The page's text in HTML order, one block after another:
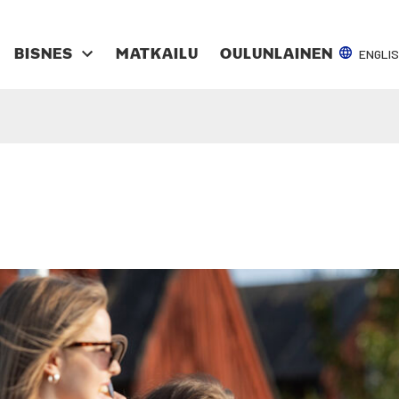
BIS­NES MAT­KAI­LU OULUN­LAI­NEN